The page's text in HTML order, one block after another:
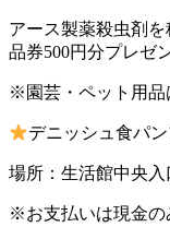
アース製薬殺虫剤
品券500円分プレゼ
※園芸・ペット用品
デニッシュ食パ
場所：生活館中央入
※お支払いは現金の